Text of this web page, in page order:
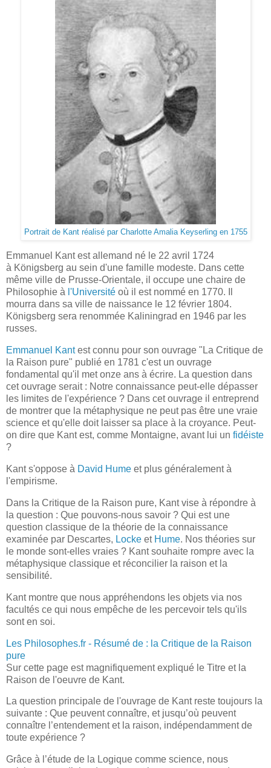
Portrait de Kant réalisé par Charlotte Amalia Keyserling en 1755
Emmanuel Kant est allemand né le 22 avril 1724
à Königsberg au sein d'une famille modeste. Dans cette
même ville de Prusse-Orientale, il occupe une chaire de
Philosophie à l'Université où il est nommé en 1770. Il
mourra dans sa ville de naissance le 12 février 1804.
Königsberg sera renommée Kaliningrad en 1946 par les
russes.
Emmanuel Kantest connu pour son ouvrage "La Critique de
la Raison pure" publié en 1781 c'est un ouvrage
fondamental qu'il met onze ans à écrire. La question dans
cet ouvrage serait : Notre connaissance peut-elle dépasser
les limites de l'expérience ? Dans cet ouvrage il entreprend
de montrer que la métaphysique ne peut pas être une vraie
science et qu'elle doit laisser sa place à la croyance. Peut-
on dire que Kant est, comme Montaigne, avant lui un fidéiste
?
Kant s'oppose à David Hume et plus généralement à
l'empirisme.
Dans la Critique de la Raison pure, Kant vise à répondre à
la question : Que pouvons-nous savoir ? Qui est une
question classique de la théorie de la connaissance
examinée par Descartes, Locke et Hume. Nos théories sur
le monde sont-elles vraies ? Kant souhaite rompre avec la
métaphysique classique et réconcilier la raison et la
sensibilité.
Kant montre que nous appréhendons les objets via nos
facultés ce qui nous empêche de les percevoir tels qu'ils
sont en soi.
Les Philosophes.fr - Résumé de : la Critique de la Raison
pure
Sur cette page est magnifiquement expliqué le Titre et la
Raison de l'oeuvre de Kant.
La question principale de l'ouvrage de Kant reste toujours la
suivante : Que peuvent connaître, et jusqu’où peuvent
connaître l’entendement et la raison, indépendamment de
toute expérience ?
Grâce à l’étude de la Logique comme science, nous